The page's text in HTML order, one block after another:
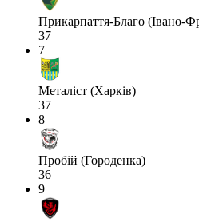
Прикарпаття-Благо (Івано-
37
7
Металіст (Харків)
37
8
Пробій (Городенка)
36
9